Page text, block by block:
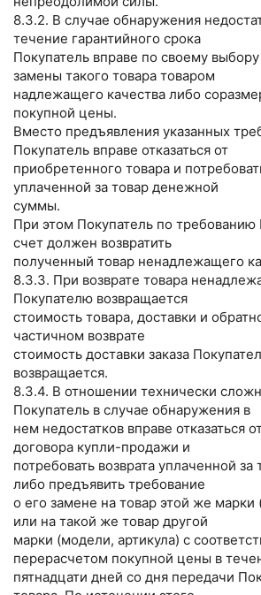
8.3.2. В случае обнаружения
течение гарантийного срока
Покупатель вправе по своему
замены такого товара товаром
надлежащего качества либо
покупной цены.
Вместо предъявления указанных
Покупатель вправе отказаться от
приобретенного товара и
уплаченной за товар денежной
суммы.
При этом Покупатель по требованию
счет должен возвратить
полученный товар ненадлежащего
8.3.3. При возврате товара
Покупателю возвращается
стоимость товара, доставки и
частичном возврате
стоимость доставки заказа
возвращается.
8.3.4. В отношении технически
Покупатель в случае обнаружения в
нем недостатков вправе отказаться
договора купли-продажи и
потребовать возврата уплаченной
либо предъявить требование
о его замене на товар этой же марки
или на такой же товар другой
марки (модели, артикула) с
перерасчетом покупной цены в
пятнадцати дней со дня передачи